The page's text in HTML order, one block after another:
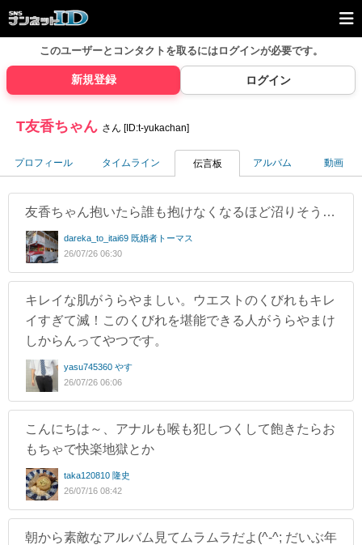
このユーザーとコンタクトを取るにはログインが必要です。
新規登録 ログイン
T友香ちゃん さん [ID:t-yukachan]
プロフィール タイムライン 伝言板 アルバム 動画
友香ちゃん抱いたら誰も抱けなくなるほど沼りそう…
dareka_to_itai69 既婚者トーマス
26/07/26 06:30
キレイな肌がうらやましい。ウエストのくびれもキレ
イすぎて滅！このくびれを堪能できる人がうらやまけ
しからんってやつです。
yasu745360 やす
26/07/26 06:06
こんにちは～、アナルも喉も犯しつくして飽きたらお
もちゃで快楽地獄とか
taka120810 隆史
26/07/16 08:42
朝から素敵なアルバム見てムラムラだよ(^-^; だいぶ年